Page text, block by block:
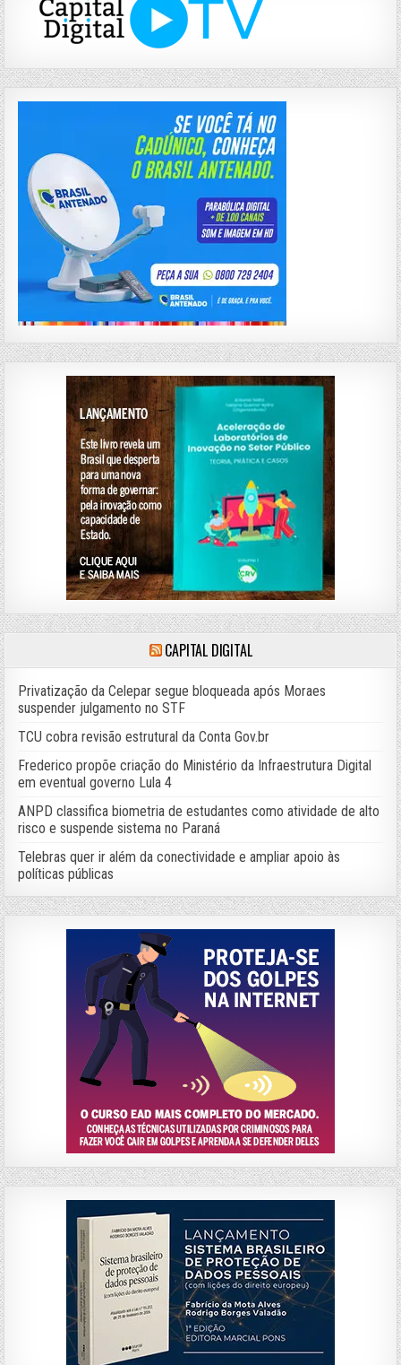
CAPITAL DIGITAL
Privatização da Celepar segue bloqueada após Moraes
suspender julgamento no STF
TCU cobra revisão estrutural da Conta Gov.br
Frederico propõe criação do Ministério da Infraestrutura Digital
em eventual governo Lula 4
ANPD classifica biometria de estudantes como atividade de alto
risco e suspende sistema no Paraná
Telebras quer ir além da conectividade e ampliar apoio às
políticas públicas